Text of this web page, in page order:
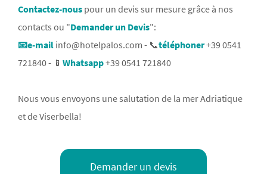
Contactez-nous pour un devis sur mesure grâce à nos
contacts ou "Demander un Devis":
📧e-mail info@hotelpalos.com - 📞téléphoner+39 0541
721840- 📱 Whatsapp+39 0541 721840
Nous vous envoyons une salutation de la mer Adriatique
et de Viserbella!
Demander un devis